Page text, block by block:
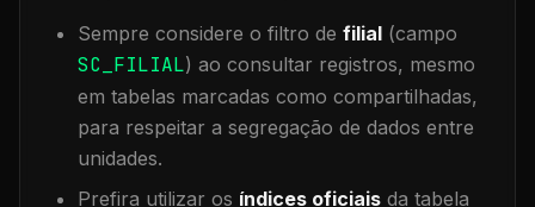
Sempre considere o filtro de filial (campo
SC_FILIAL) ao consultar registros, mesmo
em tabelas marcadas como compartilhadas,
para respeitar a segregação de dados entre
unidades.
Prefira utilizar os índices oficiais da tabela